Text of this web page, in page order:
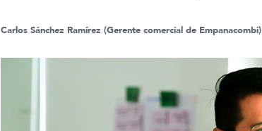
Carlos Sánchez Ramírez (Gerente comercial de Empanacombi)